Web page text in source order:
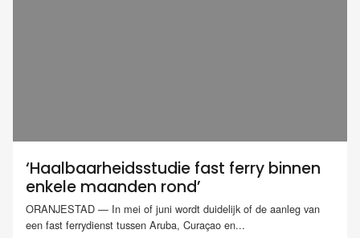
‘Haalbaarheidsstudie fast ferry binnen
enkele maanden rond’
ORANJESTAD — In mei of juni wordt duidelijk of de aanleg van
een fast ferrydienst tussen Aruba, Curaçao en...